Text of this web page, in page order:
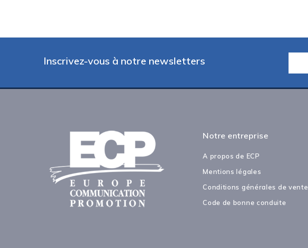
Inscrivez-vous à notre newsletters
Notre entreprise
A propos de ECP
Mentions légales
Conditions générales de vente
Code de bonne conduite